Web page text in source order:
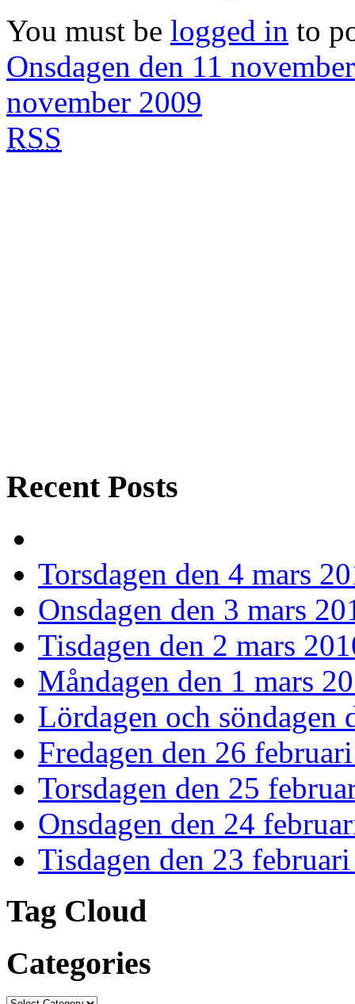
You must be logged in to
Onsdagen den 11
november 2009
RSS
Recent Posts
Torsdagen den 4 mars
Onsdagen den 3 mars
Tisdagen den 2 mars
Måndagen den 1 mars
Lördagen och
Fredagen den 26
Torsdagen den 25
Onsdagen den 24
Tisdagen den 23
Tag Cloud
Categories